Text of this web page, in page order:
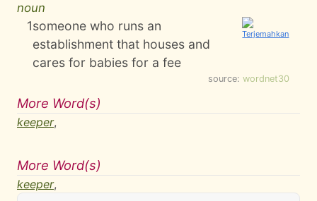
noun
1someone who runs an
establishment that houses and
cares for babies for a fee
source: wordnet30
More Word(s)
keeper,
More Word(s)
keeper,